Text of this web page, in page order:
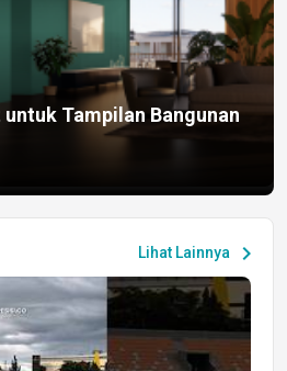
Tampilan Bangunan
Lihat Lainnya chevron_right